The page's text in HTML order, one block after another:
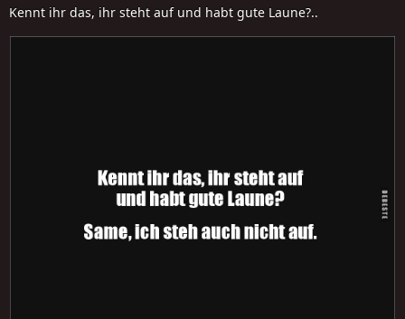
Kennt ihr das, ihr steht auf und habt gute Laune?..